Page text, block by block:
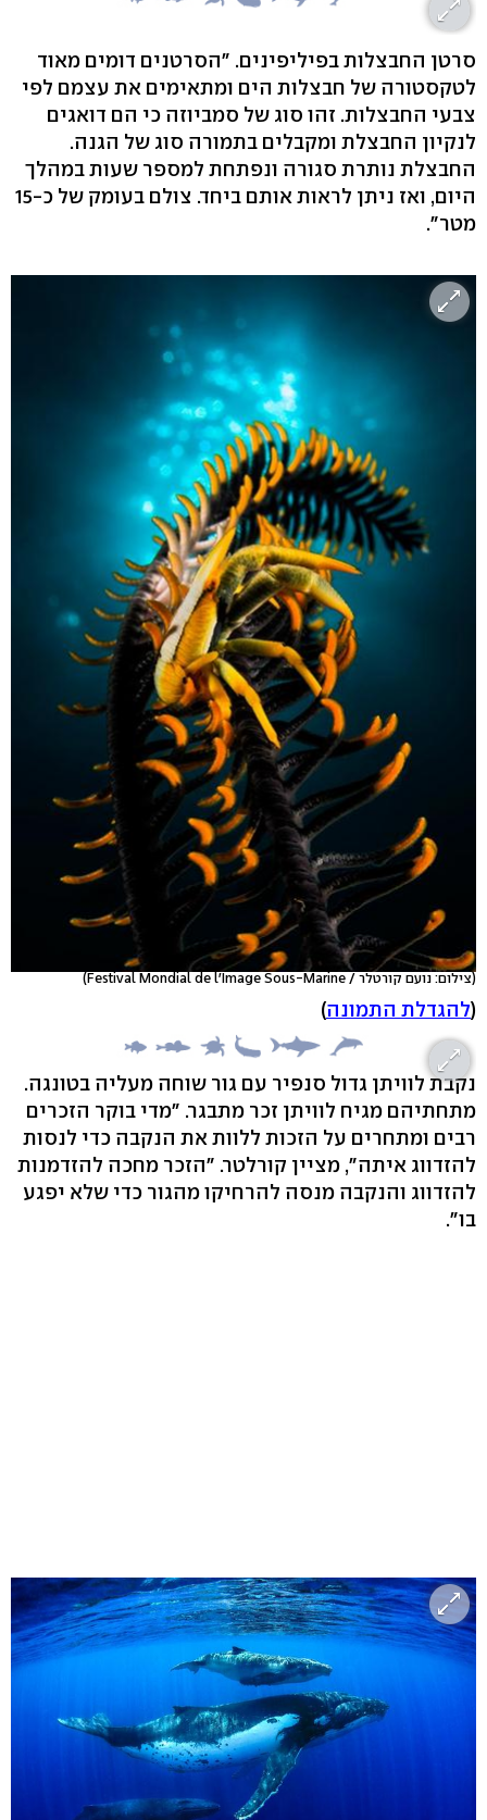
סרטן החבצלות בפיליפינים. "הסרטנים דומים מאוד
לטקסטורה של חבצלות הים ומתאימים את עצמם לפי
צבעי החבצלות. זהו סוג של סמביוזה כי הם דואגים
לנקיון החבצלת ומקבלים בתמורה סוג של הגנה.
החבצלת נותרת סגורה ונפתחת למספר שעות במהלך
היום, ואז ניתן לראות אותם ביחד. צולם בעומק של כ-15
מטר".
(צילום: נועם קורטלר / Festival Mondial de l'Image Sous-Marine)
(להגדלת התמונה)
נקבת לוויתן גדול סנפיר עם גור שוחה מעליה בטונגה.
מתחתיהם מגיח לוויתן זכר מתבגר. "מדי בוקר הזכרים
רבים ומתחרים על הזכות ללוות את הנקבה כדי לנסות
להזדווג איתה", מציין קורלטר. "הזכר מחכה להזדמנות
להזדווג והנקבה מנסה להרחיקו מהגור כדי שלא יפגע
בו".